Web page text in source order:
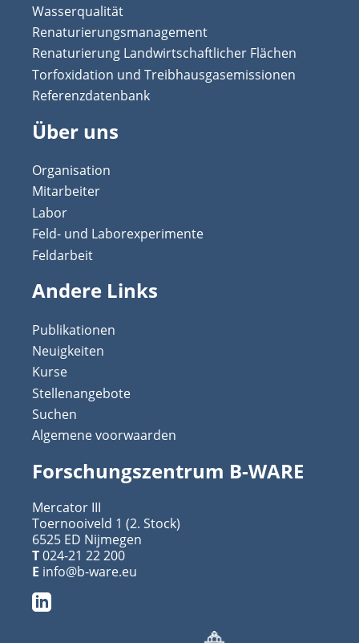
Wasserqualität
Renaturierungsmanagement
Renaturierung Landwirtschaftlicher Flächen
Torfoxidation und Treibhausgasemissionen
Referenzdatenbank
Über uns
Organisation
Mitarbeiter
Labor
Feld- und Laborexperimente
Feldarbeit
Andere Links
Publikationen
Neuigkeiten
Kurse
Stellenangebote
Suchen
Algemene voorwaarden
Forschungszentrum B-WARE
Mercator III
Toernooiveld 1 (2. Stock)
6525 ED Nijmegen
T024-21 22 200
E info@b-ware.eu